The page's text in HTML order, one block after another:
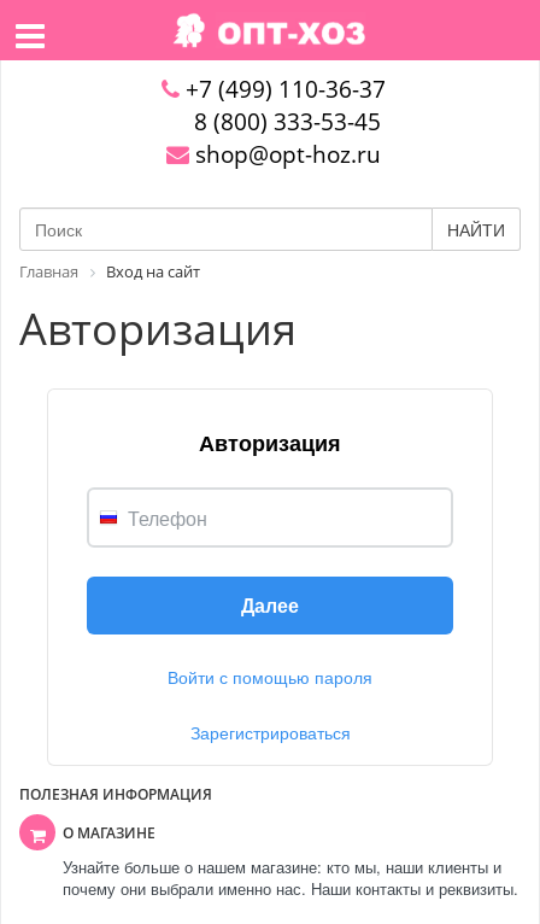
+7 (499) 110-36-37
8 (800) 333-53-45
shop@opt-hoz.ru
НАЙТИ
Главная Вход на сайт
Авторизация
Авторизация
Телефон
Далее
Войти с помощью пароля
Зарегистрироваться
ПОЛЕЗНАЯ ИНФОРМАЦИЯ
О МАГАЗИНЕ
Узнайте больше о нашем магазине: кто мы, наши клиенты и
почему они выбрали именно нас. Наши контакты и реквизиты.